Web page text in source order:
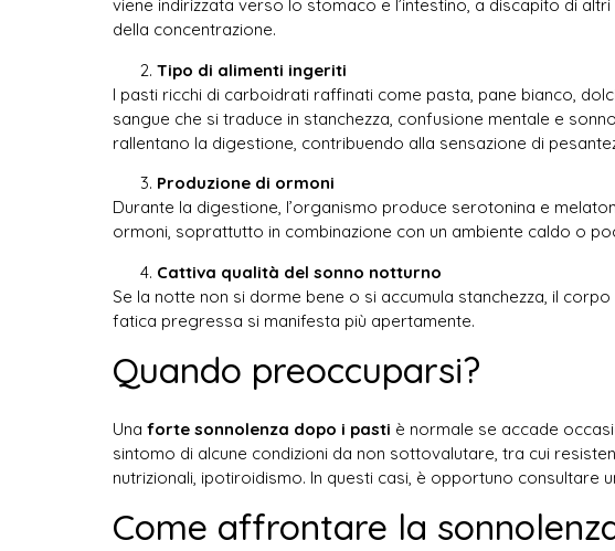
viene indirizzata verso lo stomaco e l’intestino, a discapito di
della concentrazione.
Tipo di alimenti ingeriti
I pasti ricchi di carboidrati raffinati come pasta, pane bianco,
sangue che si traduce in stanchezza, confusione mentale e
rallentano la digestione, contribuendo alla sensazione di
Produzione di ormoni
Durante la digestione, l’organismo produce serotonina e
ormoni, soprattutto in combinazione con un ambiente caldo o
Cattiva qualità del sonno notturno
Se la notte non si dorme bene o si accumula stanchezza, il
fatica pregressa si manifesta più apertamente.
Quando preoccuparsi?
Una forte sonnolenza dopo i pasti è normale se accade
sintomo di alcune condizioni da non sottovalutare, tra cui
nutrizionali, ipotiroidismo. In questi casi, è opportuno
Come affrontare la